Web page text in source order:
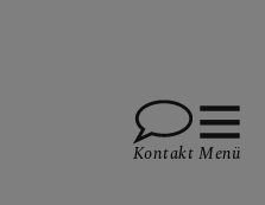
Kontakt Menü